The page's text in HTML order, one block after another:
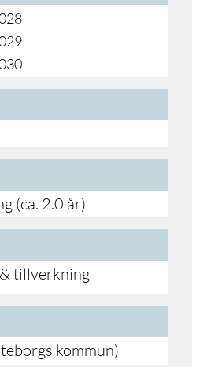
(ca. 2.0 år)
tillverkning
kommun)